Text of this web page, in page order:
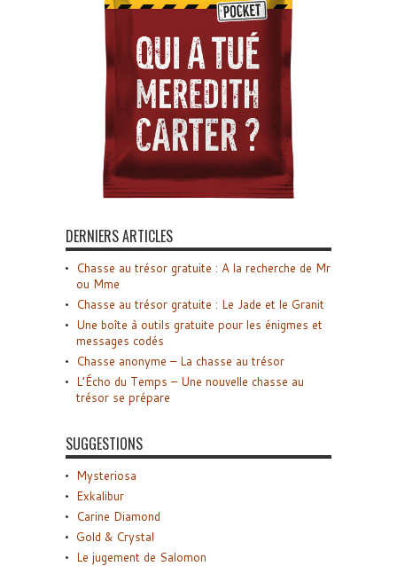
DERNIERS ARTICLES
Chasse au trésor gratuite : A la recherche de Mr
ou Mme
Chasse au trésor gratuite : Le Jade et le Granit
Une boîte à outils gratuite pour les énigmes et
messages codés
Chasse anonyme – La chasse au trésor
L’Écho du Temps – Une nouvelle chasse au
trésor se prépare
SUGGESTIONS
Mysteriosa
Exkalibur
Carine Diamond
Gold & Crystal
Le jugement de Salomon